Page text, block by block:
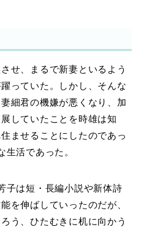
せ、まるで新妻といるよう
っていた。しかし、そんな
細君の機嫌が悪くなり、加
していたことを時雄は知
ませることにしたのであっ
生活であった。
子は短・長編小説や新体詩
を伸ばしていったのだが、
う、ひたむきに机に向かう